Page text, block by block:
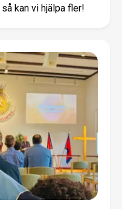
kan vi hjälpa fler!